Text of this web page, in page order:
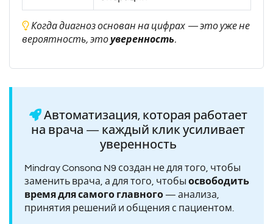
Когда диагноз основан на цифрах — это уже не
вероятность, этоуверенность.
Автоматизация, которая работает
на врача — каждый клик усиливает
уверенность
Mindray Consona N9 создан не для того, чтобы
заменить врача, а для того, чтобы освободить
время для самого главного— анализа,
принятия решений и общения с пациентом.